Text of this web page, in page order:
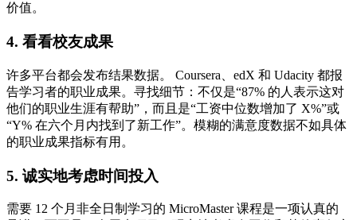
价值。
4. 看看校友成果
许多平台都会发布结果数据。 Coursera、edX 和 Udacity 都报
告学习者的职业成果。寻找细节：不仅是“87% 的人表示这对
他们的职业生涯有帮助”，而且是“工资中位数增加了 X%”或
“Y% 在六个月内找到了新工作”。模糊的满意度数据不如具体
的职业成果指标有用。
5. 诚实地考虑时间投入
需要 12 个月非全日制学习的 MicroMaster 课程是一项认真的